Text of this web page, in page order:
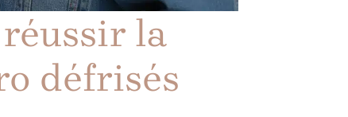
la
défrisés